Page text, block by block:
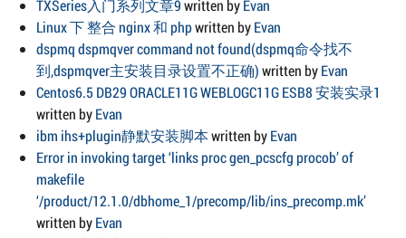
TXSeries入门系列文章9written byEvan
Linux 下 整合 nginx 和 phpwritten byEvan
dspmq dspmqver command not found(dspmq命令找不
到,dspmqver主安装目录设置不正确)written byEvan
Centos6.5 DB29 ORACLE11G WEBLOGC11G ESB8 安装实录1
written byEvan
ibm ihs+plugin静默安装脚本written byEvan
Error in invoking target ‘links proc gen_pcscfg procob’ of
makefile
‘/product/12.1.0/dbhome_1/precomp/lib/ins_precomp.mk’
written byEvan